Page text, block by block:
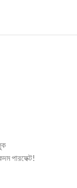
পারফেক্ট!